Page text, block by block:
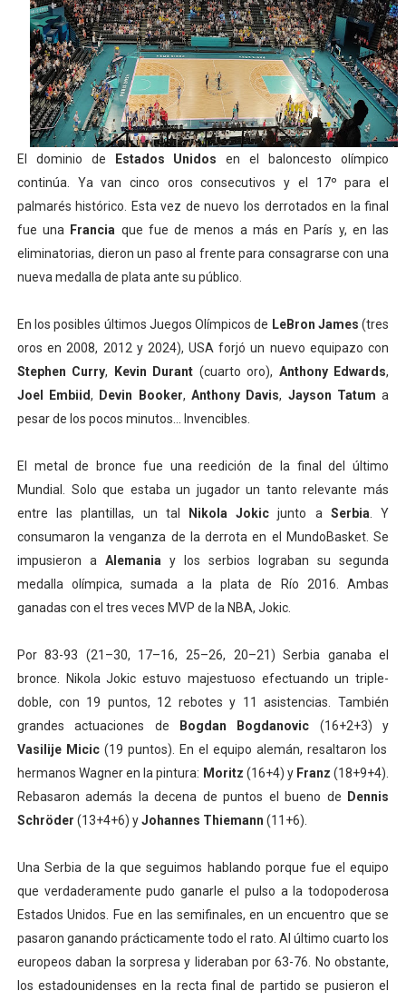
Athletes Unlimited Softball League 2026 - Las Utah
Mundial de piragüismo slalom 2026 (Oklahoma City,
Tour de Francia masculino 2026 - Tadej Pogacar
Mundial de Fórmula 1 2026 - Lando Norris consigue
Campeonato de Europa de high diving 2026 (París,
El dominio de Estados Unidos en el baloncesto olímpico
continúa. Ya van cinco oros consecutivos y el 17º para el
palmarés histórico. Esta vez de nuevo los derrotados en la final
fue una
Francia que fue de menos a más en París y, en las
eliminatorias, dieron un paso al frente para consagrarse con una
nueva medalla de plata ante su público.
En los posibles últimos Juegos Olímpicos de LeBron James (tres
oros en 2008, 2012 y 2024), USA forjó un nuevo equipazo con
Stephen Curry, Kevin Durant (cuarto oro), Anthony Edwards,
Joel Embiid, Devin Booker,Anthony Davis, Jayson Tatum a
pesar de los pocos minutos... Invencibles.
El metal de bronce fue una reedición de la final del último
Mundial. Solo que estaba un jugador un tanto relevante más
entre las plantillas, un tal
Nikola Jokic junto a Serbia . Y
consumaron la venganza de la derrota en el MundoBasket. Se
impusieron a Alemania y los serbios lograban su segunda
medalla olímpica, sumada a la plata de Río 2016. Ambas
ganadas con el tres veces MVP de la NBA, Jokic.
Por 83-93 (21–30, 17–16, 25–26, 20–21) Serbia ganaba el
bronce. Nikola Jokic estuvo majestuoso efectuando un triple-
doble, con 19 puntos, 12 rebotes y 11 asistencias. También
grandes actuaciones de
Bogdan Bogdanovic (16+2+3) y
Vasilije Micic(19 puntos). En el equipo alemán, resaltaron los
hermanos Wagner en la pintura: Moritz (16+4) yFranz (18+9+4).
Rebasaron además la decena de puntos el bueno de
Dennis
Schröder (13+4+6) yJohannes Thiemann (11+6).
Una Serbia de la que seguimos hablando porque fue el equipo
que verdaderamente pudo ganarle el pulso a la todopoderosa
Estados Unidos. Fue en las semifinales, en un encuentro que se
pasaron ganando prácticamente todo el rato. Al último cuarto los
europeos daban la sorpresa y lideraban por 63-76. No obstante,
los estadounidenses en la recta final de partido se pusieron el